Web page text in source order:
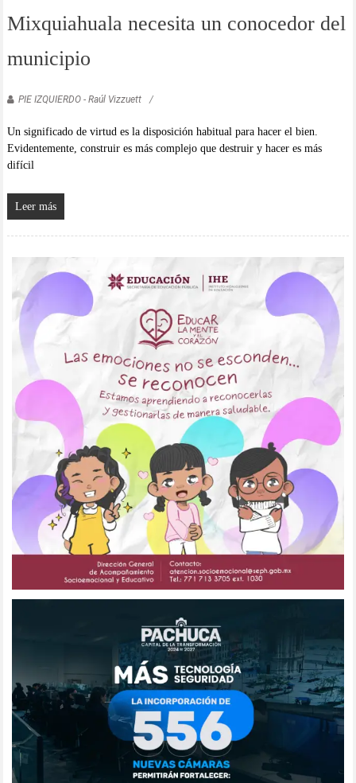
Mixquiahuala necesita un conocedor del
municipio
PIE IZQUIERDO - Raúl Vizzuett
Un significado de virtud es la disposición habitual para hacer el bien.
Evidentemente, construir es más complejo que destruir y hacer es más
difícil
Leer más